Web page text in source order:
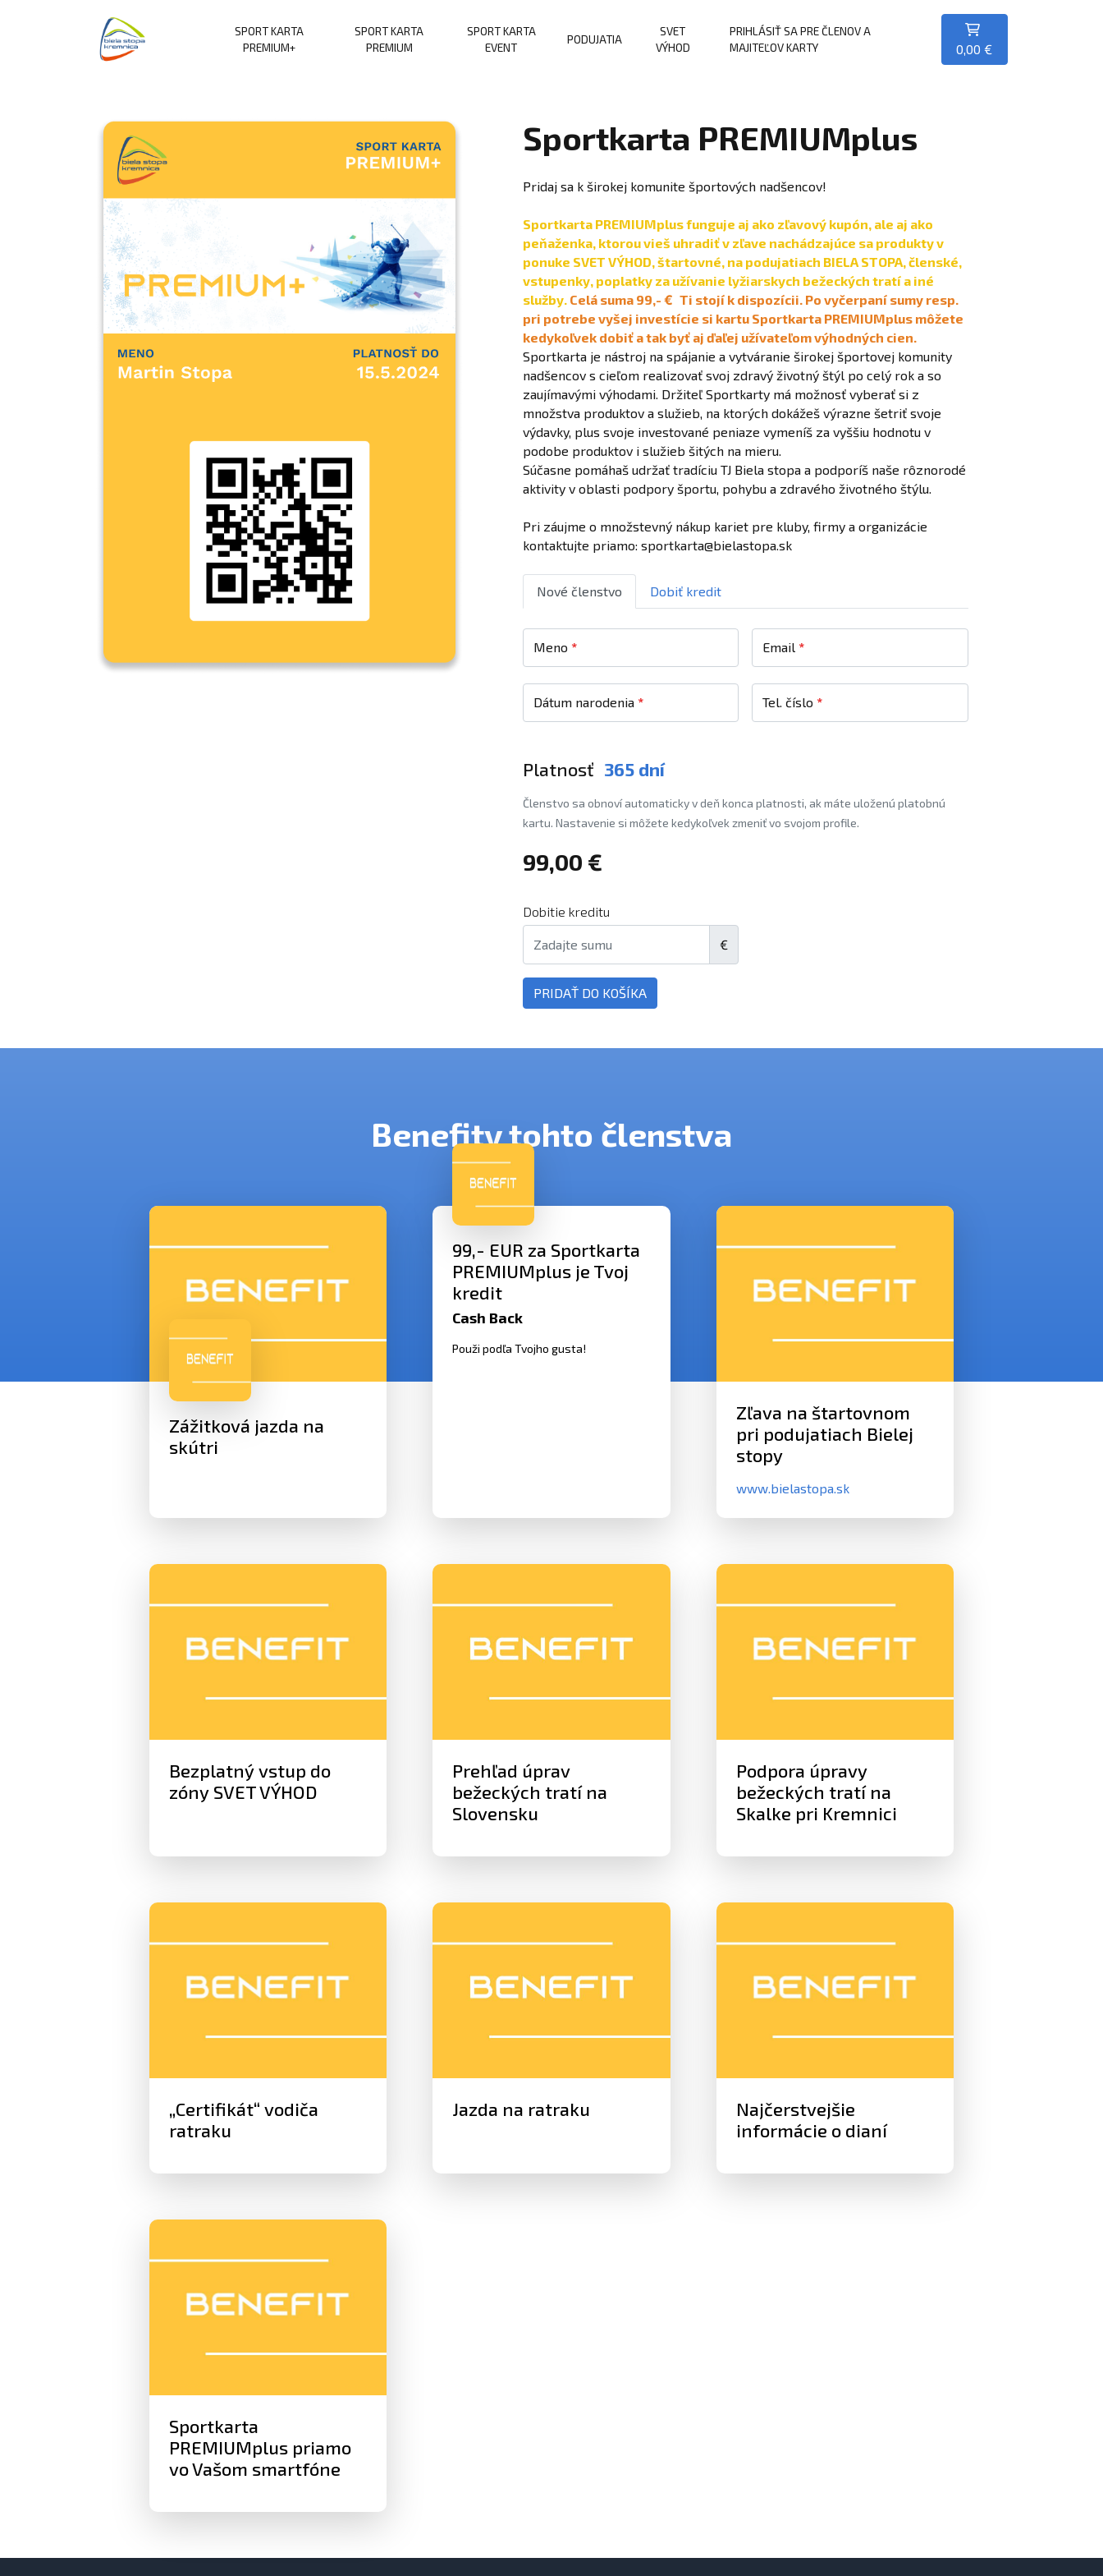
SPORT KARTA
PREMIUM+
SPORT KARTA
PREMIUM
SPORT KARTA
EVENT
PODUJATIA
SVET
VÝHOD
PRIHLÁSIŤ SA PRE ČLENOV A
MAJITEĽOV KARTY
0,00 €
Sportkarta PREMIUMplus
Pridaj sa k širokej komunite športových nadšencov!
Sportkarta PREMIUMplus funguje aj ako zľavový kupón, ale aj ako
peňaženka, ktorou vieš uhradiť v zľave nachádzajúce sa produkty v
ponuke SVET VÝHOD, štartovné, na podujatiach BIELA STOPA, členské,
vstupenky, poplatky za užívanie lyžiarskych bežeckých tratí a iné
služby. Celá suma 99,-€ Ti stojí k dispozícii. Po vyčerpaní sumy resp.
pri potrebe vyšej investície si kartu Sportkarta PREMIUMplus môžete
kedykoľvek dobiť a tak byť aj ďaľej užívateľom výhodných cien.
Sportkarta je nástroj na spájanie a vytváranie širokej športovej komunity
nadšencov s cieľom realizovať svoj zdravý životný štýl po celý rok a so
zaujímavými výhodami. Držiteľ Sportkarty má možnosť vyberať si z
množstva produktov a služieb, na ktorých dokážeš výrazne šetriť svoje
výdavky, plus svoje investované peniaze vymeníš za vyššiu hodnotu v
podobe produktov i služieb šitých na mieru.
Súčasne pomáhaš udržať tradíciu TJ Biela stopa a podporíš naše rôznorodé
aktivity v oblasti podpory športu, pohybu a zdravého životného štýlu.
Pri záujme o množstevný nákup kariet pre kluby, firmy a organizácie
kontaktujte priamo: sportkarta@bielastopa.sk
Nové členstvo Dobiť kredit
Meno * Email *
Dátum narodenia * Tel. číslo *
Platnosť 365 dní
Členstvo sa obnoví automaticky v deň konca platnosti, ak máte uloženú platobnú
kartu. Nastavenie si môžete kedykoľvek zmeniť vo svojom profile.
99,00 €
Dobitie kreditu
€
PRIDAŤ DO KOŠÍKA
Benefity tohto členstva
Zážitková jazda na
skútri
99,- EUR za Sportkarta
PREMIUMplus je Tvoj
kredit
Cash Back
Použi podľa Tvojho gusta!
Zľava na štartovnom
pri podujatiach Bielej
stopy
www.bielastopa.sk
Bezplatný vstup do
zóny SVET VÝHOD
Prehľad úprav
bežeckých tratí na
Slovensku
Podpora úpravy
bežeckých tratí na
Skalke pri Kremnici
„Certifikát“ vodiča
ratraku
Jazda na ratraku
Najčerstvejšie
informácie o dianí
Sportkarta
PREMIUMplus priamo
vo Vašom smartfóne